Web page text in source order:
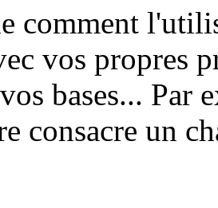
comment
vos propres
bases... Par
consacre un